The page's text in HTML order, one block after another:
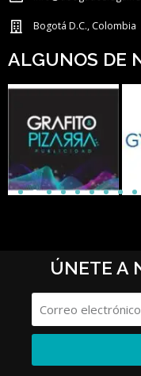
Bogotá D.C., Colombia
ALGUNOS DE
ÚNETE A